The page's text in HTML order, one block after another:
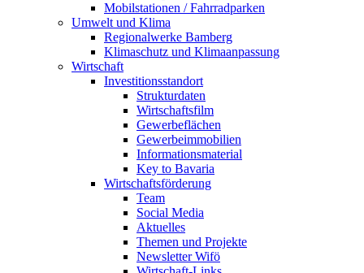
Mobilstationen / Fahrradparken
Umwelt und Klima
Regionalwerke Bamberg
Klimaschutz und Klimaanpassung
Wirtschaft
Investitionsstandort
Strukturdaten
Wirtschaftsfilm
Gewerbeflächen
Gewerbeimmobilien
Informationsmaterial
Key to Bavaria
Wirtschaftsförderung
Team
Social Media
Aktuelles
Themen und Projekte
Newsletter Wifö